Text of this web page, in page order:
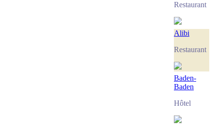
Restaurant
Alibi
Restaurant
Baden-
Baden
Hôtel